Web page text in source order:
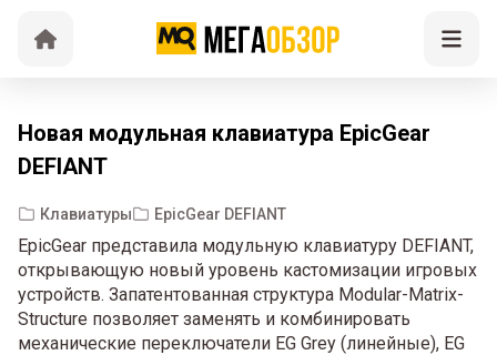
Новая модульная клавиатура EpicGear
DEFIANT
Клавиатуры EpicGear DEFIANT
EpicGear представила модульную клавиатуру DEFIANT,
открывающую новый уровень кастомизации игровых
устройств. Запатентованная структура Modular-Matrix-
Structure позволяет заменять и комбинировать
механические переключатели EG Grey (линейные), EG